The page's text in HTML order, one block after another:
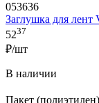
053636
Заглушка для
5237
₽/шт
В наличии
Пакет